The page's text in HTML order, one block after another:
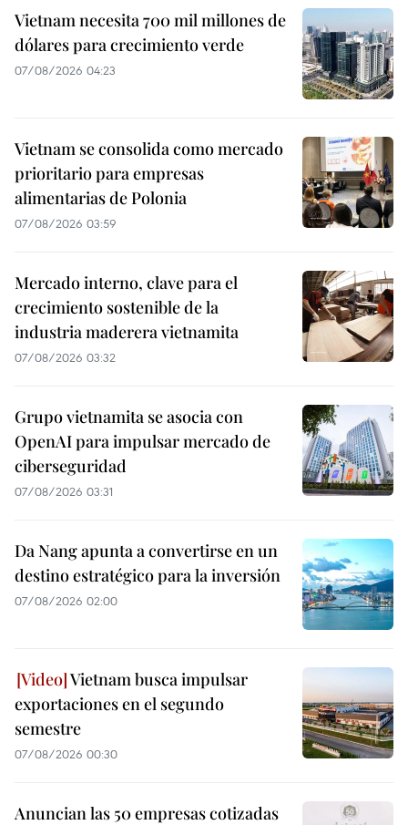
Vietnam necesita 700 mil millones de
dólares para crecimiento verde
07/08/2026 04:23
Vietnam se consolida como mercado
prioritario para empresas
alimentarias de Polonia
07/08/2026 03:59
Mercado interno, clave para el
crecimiento sostenible de la
industria maderera vietnamita
07/08/2026 03:32
Grupo vietnamita se asocia con
OpenAI para impulsar mercado de
ciberseguridad
07/08/2026 03:31
Da Nang apunta a convertirse en un
destino estratégico para la inversión
07/08/2026 02:00
Vietnam busca impulsar
exportaciones en el segundo
semestre
07/08/2026 00:30
Anuncian las 50 empresas cotizadas